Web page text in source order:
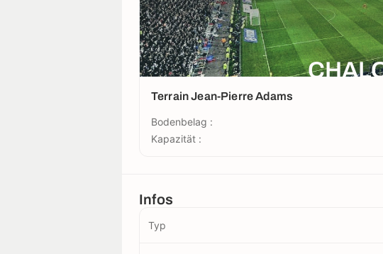
Terrain Jean-Pierre Adams
Bodenbelag :
Kapazität :
Infos
Typ